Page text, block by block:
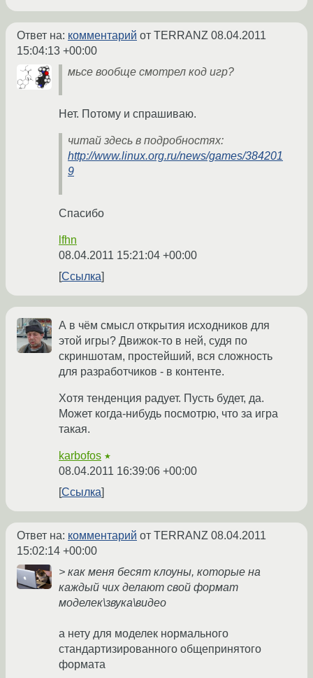
Ответ на: комментарий от TERRANZ 08.04.2011
15:04:13 +00:00
мьсе вообще смотрел код игр?
Нет. Потому и спрашиваю.
читай здесь в подробностях:
http://www.linux.org.ru/news/games/384201
9
Спасибо
lfhn
08.04.2011 15:21:04 +00:00
Ссылка
А в чём смысл открытия исходников для
этой игры? Движок-то в ней, судя по
скриншотам, простейший, вся сложность
для разработчиков - в контенте.
Хотя тенденция радует. Пусть будет, да.
Может когда-нибудь посмотрю, что за игра
такая.
karbofos ★
08.04.2011 16:39:06 +00:00
Ссылка
Ответ на: комментарий от TERRANZ 08.04.2011
15:02:14 +00:00
> как меня бесят клоуны, которые на
каждый чих делают свой формат
моделек\звука\видео
а нету для моделек нормального
стандартизированного общепринятого
формата